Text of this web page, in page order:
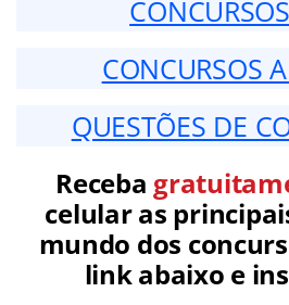
CONCURSOS
QUESTÕES DE
Receba
celular as
mundo dos
link abaixo e